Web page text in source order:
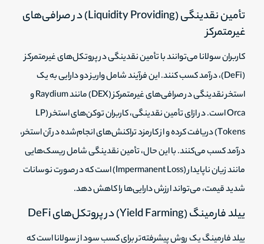
تأمین نقدینگی (Liquidity Providing) در صرافی‌های
غیرمتمرکز
کاربران سولانا می‌توانند با تأمین نقدینگی در پروتکل‌های غیرمتمرکز
(DeFi)، درآمد کسب کنند. این فرآیند شامل واریز دو دارایی به یک
استخر نقدینگی در صرافی‌های غیرمتمرکز (DEX) مانند Raydium و
Orca است. در ازای تأمین نقدینگی، کاربران توکن‌های استخر (LP
Tokens) دریافت کرده و از کارمزد تراکنش‌های انجام‌شده در آن استخر،
درآمد کسب می‌کنند. با این حال، تأمین نقدینگی شامل ریسک‌هایی
مانند زیان ناپایدار (Impermanent Loss) است که در صورت نوسانات
شدید قیمت، می‌تواند ارزش دارایی‌ها را کاهش دهد.
ییلد فارمینگ (Yield Farming) در پروتکل‌های DeFi
ییلد فارمینگ یک روش پیشرفته‌تر برای کسب سود از سولانا است که